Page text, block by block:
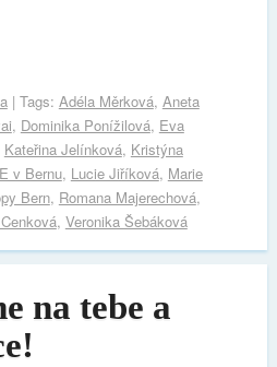
| Tags: Adéla Měrková, Aneta
, Dominika Ponížilová, Eva
Kateřina Jelínková, Kristýna
v Bernu, Lucie Jiříková, Marie
Bern, Romana Majerechová,
, Veronika Šebáková
na tebe a